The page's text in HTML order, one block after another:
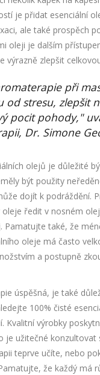
je přidat esenciální
ale také prospěch
oleji je dalším
výrazně zlepšit
při
od stresu, zlepšit
pocit pohody,"
Dr. Simone
olejů je důležité
být použity
dojít k podráždění.
oleje ředit v nosném
Pamatujte také, že
oleje má často
a postupně
úspěšná, je také
100% čisté
Kvalitní výrobky
je užitečné
teprve učíte, nebo
že každý má